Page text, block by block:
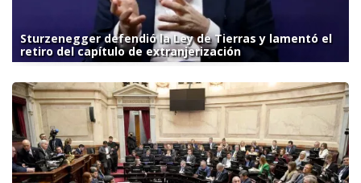
Sturzenegger defendió la Ley de Tierras y lamentó el
retiro del capítulo de extranjerización